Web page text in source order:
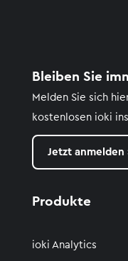
Bleiben Sie
Melden Sie sich
kostenlosen ioki
Jetzt anmelden
Produkte
ioki Analytics